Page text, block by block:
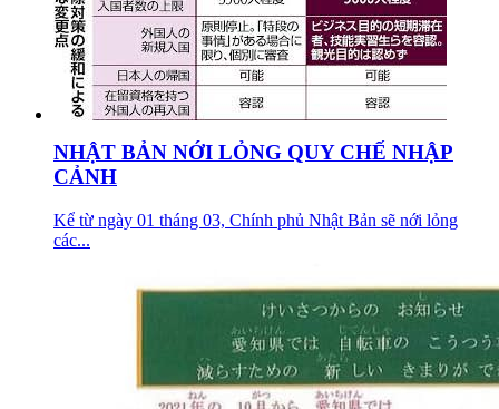
NHẬT BẢN NỚI LỎNG QUY CHẾ NHẬP
CẢNH
Kể từ ngày 01 tháng 03, Chính phủ Nhật Bản sẽ nới lỏng
các...